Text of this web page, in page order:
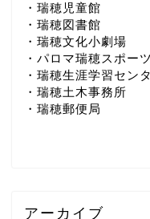
・瑞穂児童館
・瑞穂図書館
・瑞穂文化小劇場
・パロマ瑞穂スポー
・瑞穂生涯学習セン
・瑞穂土木事務所
・瑞穂郵便局
アーカイブ